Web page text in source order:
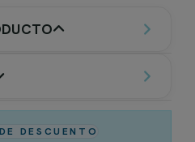
DESCUENTO